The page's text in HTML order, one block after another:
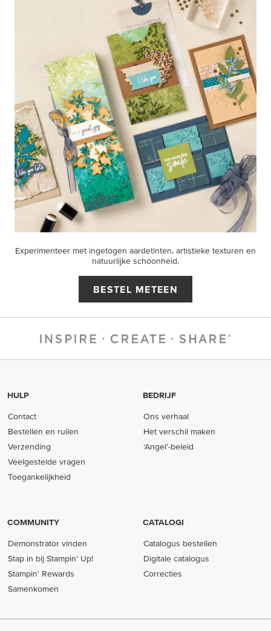
Experimenteer met ingetogen aardetinten, artistieke texturen en
natuurlijke schoonheid.
BESTEL METEEN
HULP
Contact
Bestellen en ruilen
Verzending
Veelgestelde vragen
Toegankelijkheid
BEDRIJF
Ons verhaal
Het verschil maken
‘Angel’-beleid
COMMUNITY
Demonstrator vinden
Stap in bij Stampin’ Up!
Stampin' Rewards
Samenkomen
CATALOGI
Catalogus bestellen
Digitale catalogus
Correcties